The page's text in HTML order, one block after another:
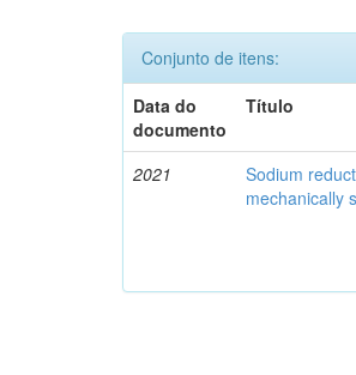
Conjunto de itens:
Data do
documento
Título
2021
Sodium
mechanically